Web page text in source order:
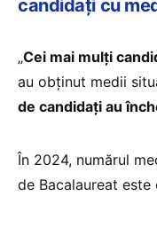
candidați cu
„Cei mai mulți
au obținut medii
de candidați au
În 2024, numărul
de Bacalaureat este